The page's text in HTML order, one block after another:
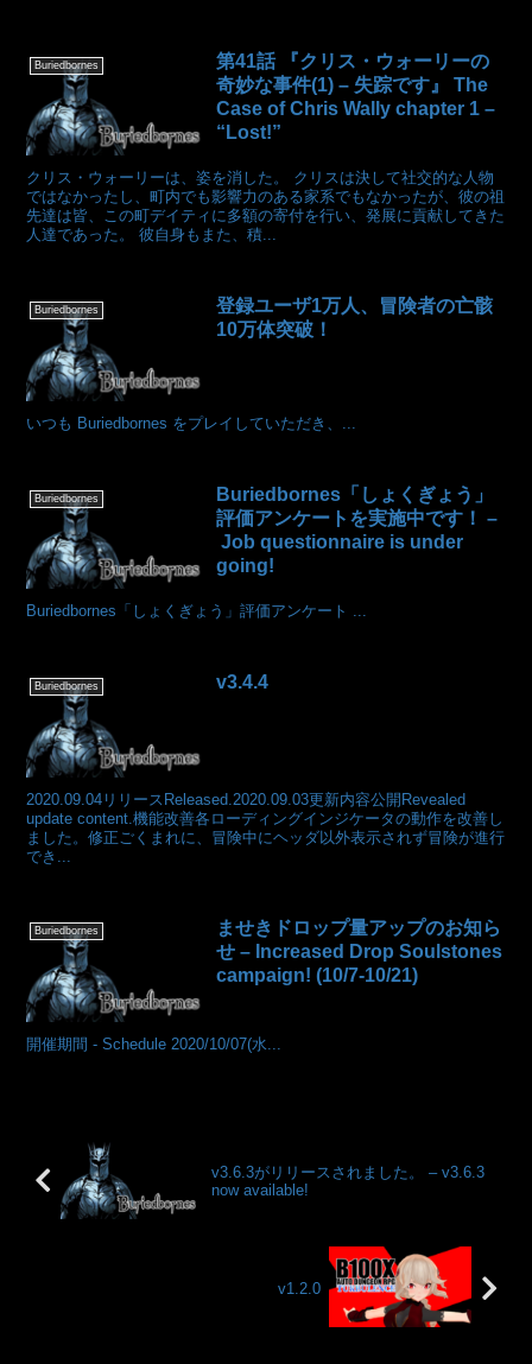
Buriedbornes
第41話 『クリス・ウォーリーの
奇妙な事件(1) – 失踪です』 The
Case of Chris Wally chapter 1 –
“Lost!”
クリス・ウォーリーは、姿を消した。 クリスは決して社交的な人物
ではなかったし、町内でも影響力のある家系でもなかったが、彼の祖
先達は皆、この町デイティに多額の寄付を行い、発展に貢献してきた
人達であった。 彼自身もまた、積...
Buriedbornes
登録ユーザ1万人、冒険者の亡骸
10万体突破！
いつも Buriedbornes をプレイしていただき、...
Buriedbornes
Buriedbornes「しょくぎょう」
評価アンケートを実施中です！ –
Job questionnaire is under
going!
Buriedbornes「しょくぎょう」評価アンケート ...
Buriedbornes v3.4.4
2020.09.04リリースReleased.2020.09.03更新内容公開Revealed
update content.機能改善各ローディングインジケータの動作を改善し
ました。修正ごくまれに、冒険中にヘッダ以外表示されず冒険が進行
でき...
Buriedbornes
ませきドロップ量アップのお知ら
せ – Increased Drop Soulstones
campaign! (10/7-10/21)
開催期間 - Schedule 2020/10/07(水...
v3.6.3がリリースされました。 – v3.6.3
now available!
v1.2.0